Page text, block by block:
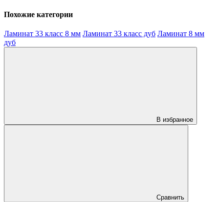
Похожие категории
Ламинат 33 класс 8 мм Ламинат 33 класс дуб Ламинат 8 мм
дуб
В избранное
Сравнить